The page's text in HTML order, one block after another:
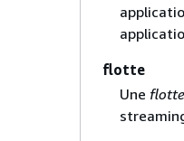
flotte
Une flotte